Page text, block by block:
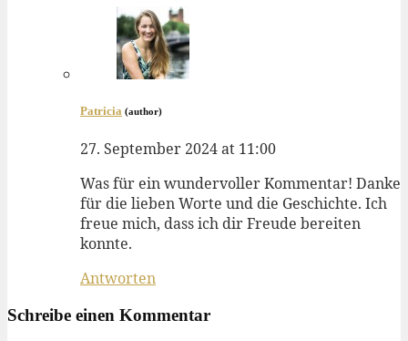
Patricia (author)
27. September 2024 at 11:00
Was für ein wundervoller Kommentar! Danke
für die lieben Worte und die Geschichte. Ich
freue mich, dass ich dir Freude bereiten
konnte.
Antworten
Schreibe einen Kommentar